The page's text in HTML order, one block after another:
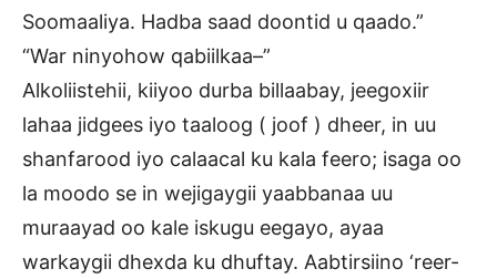
Soomaaliya. Hadba saad doontid u qaado.”
“War ninyohow qabiilkaa–”
Alkoliistehii, kiiyoo durba billaabay, jeegoxiir
lahaa jidgees iyo taaloog ( joof ) dheer, in uu
shanfarood iyo calaacal ku kala feero; isaga oo
la moodo se in wejigaygii yaabbanaa uu
muraayad oo kale iskugu eegayo, ayaa
warkaygii dhexda ku dhuftay. Aabtirsiino ‘reer-